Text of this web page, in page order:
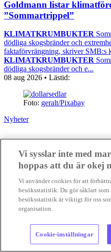
Goldmann listar
”Sommartrippel”
KLIMATKRUMBUKTER
dödliga skogsbränder och
faktaförvrängning, skriver SMB:s
KLIMATKRUMBUKTER
dödliga skogsbränder och e...
08 aug 2026 • Lästid:
Foto: geralt/Pixabay
Nyheter
Vi sysslar inte med
hoppas att du är okej
Vi använder cookies för att
besöksstatistik. Du gör såklart
besöksstatistik är viktigt för oss
organisation.
Cookie-inställningar